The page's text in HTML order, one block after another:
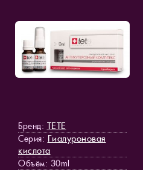
Бренд: TETE
Серия: Гиалуроновая
кислота
Объём: 30ml